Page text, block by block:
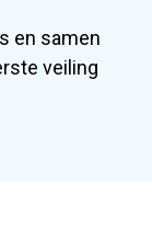
en samen
veiling